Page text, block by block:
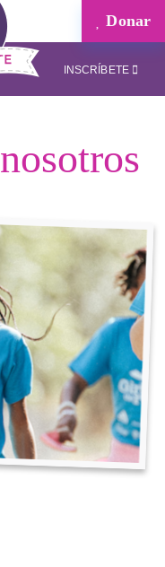
Donar
INSCRÍBETE
nosotros